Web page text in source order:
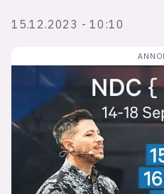
15.12.2023 - 10:10